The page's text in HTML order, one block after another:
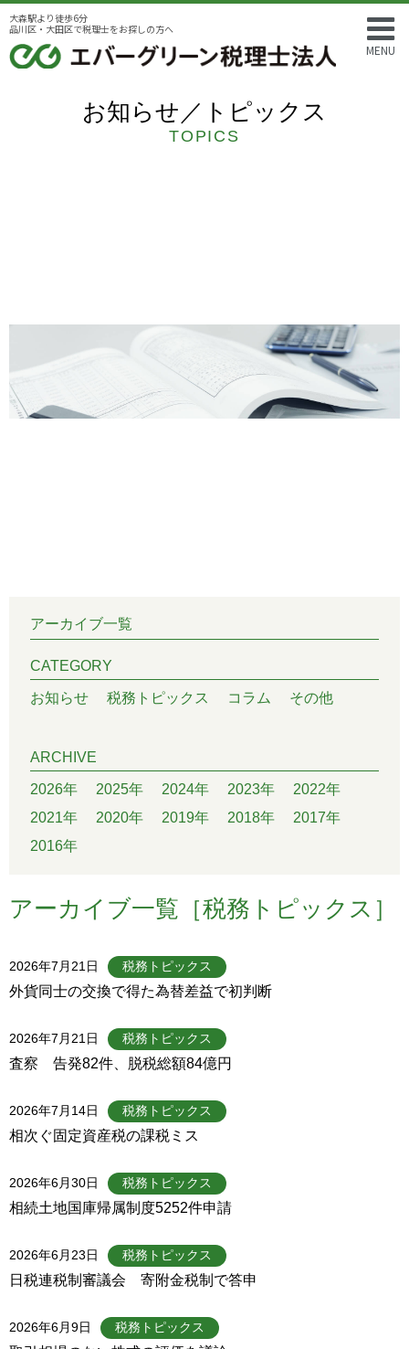
MENU
大森駅より徒歩6分
品川区・大田区で税理士をお探しの方へ
お知らせ／トピックス
TOPICS
アーカイブ一覧
CATEGORY
お知らせ 税務トピックス コラム その他
ARCHIVE
2026年 2025年 2024年 2023年
2022年
2021年
2020年 2019年 2018年
2017年
2016年
アーカイブ一覧［税務トピックス］
2026年7月21日 税務トピックス
外貨同士の交換で得た為替差益で初判断
2026年7月21日 税務トピックス
査察 告発82件、脱税総額84億円
2026年7月14日 税務トピックス
相次ぐ固定資産税の課税ミス
2026年6月30日 税務トピックス
相続土地国庫帰属制度5252件申請
2026年6月23日 税務トピックス
日税連税制審議会 寄附金税制で答申
2026年6月9日 税務トピックス